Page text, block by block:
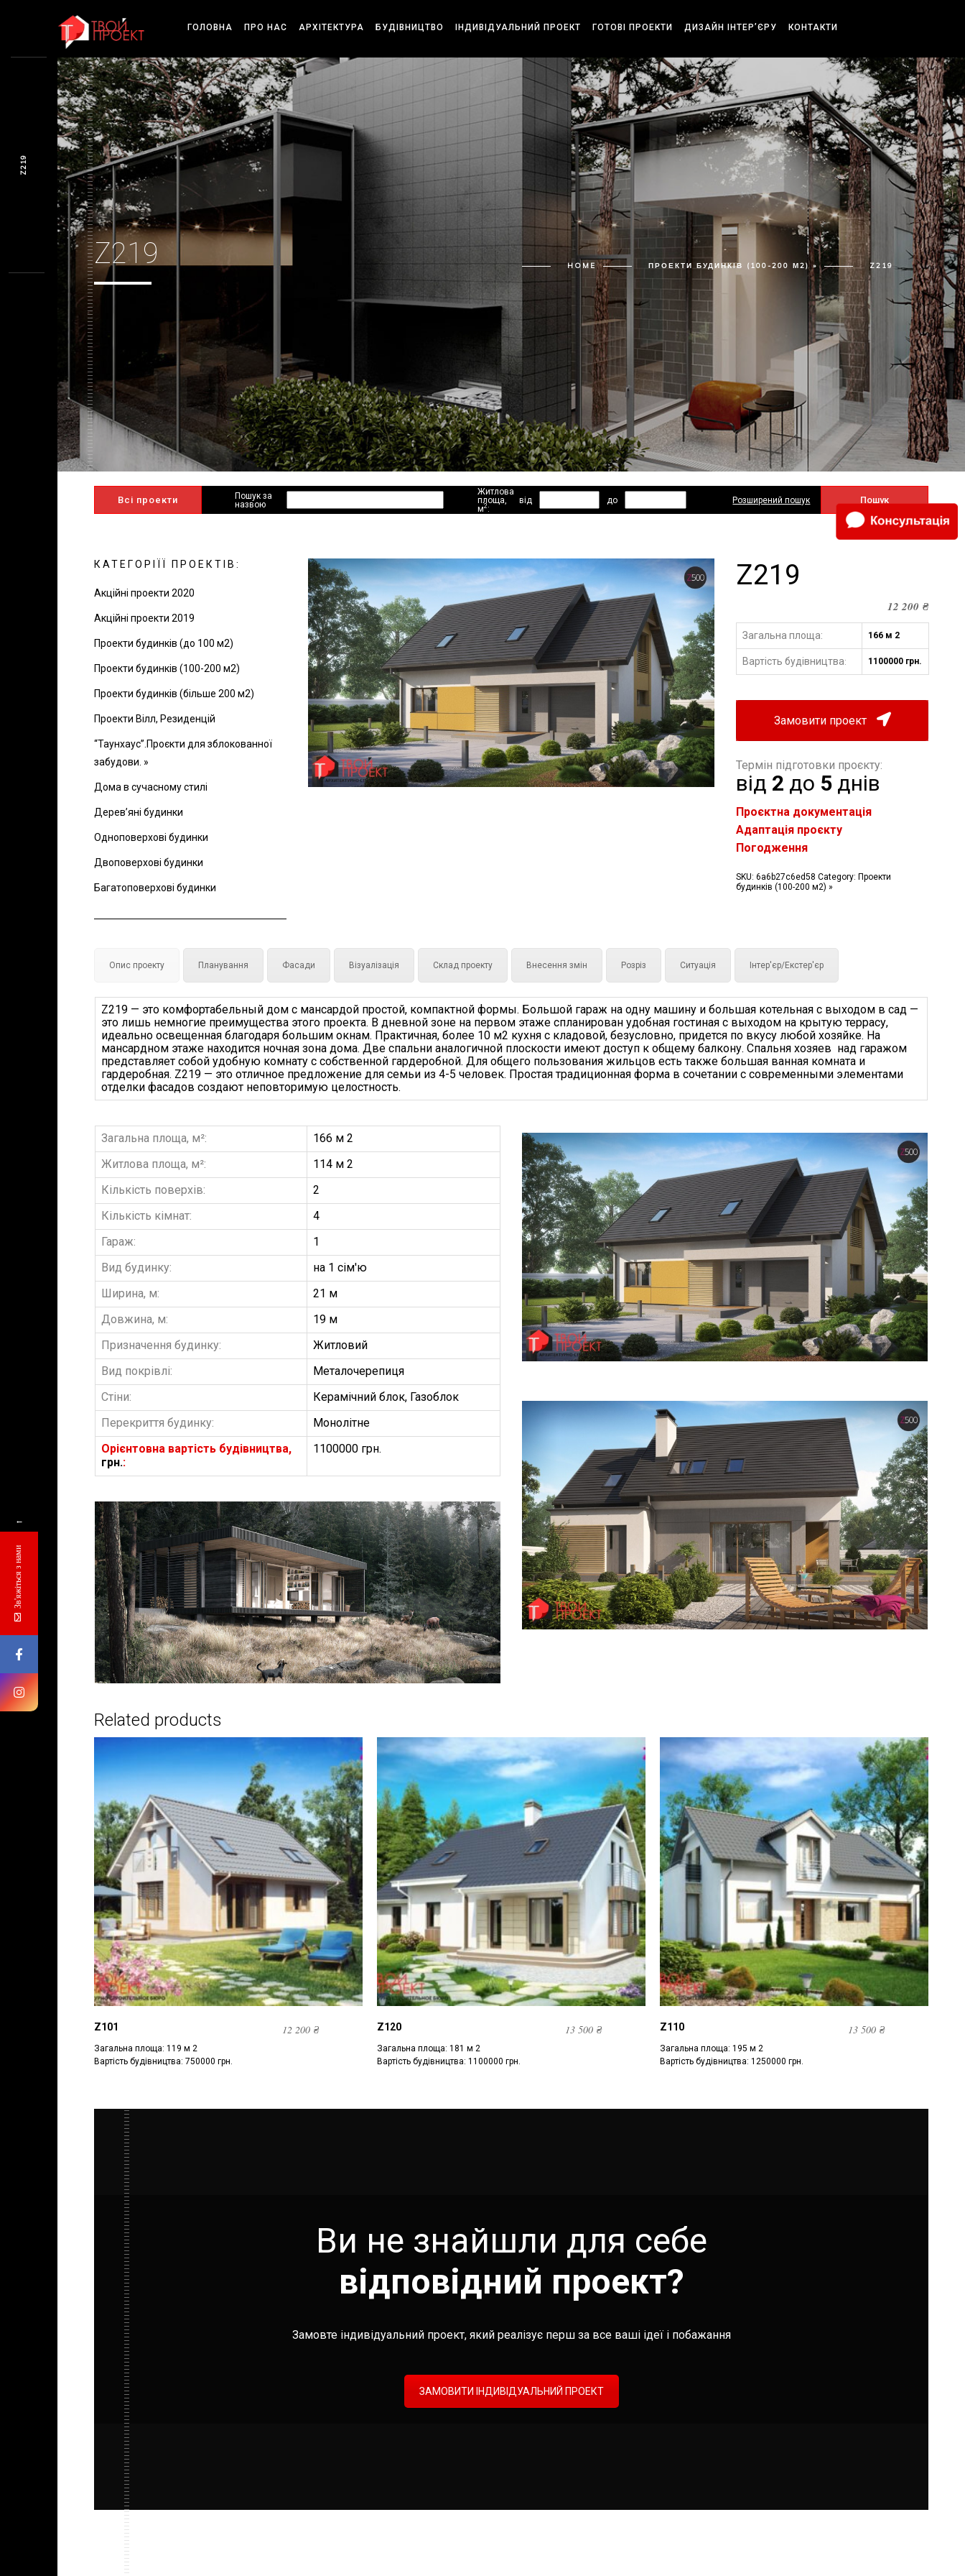
ГОЛОВНА ПРО НАС АРХІТЕКТУРА БУДІВНИЦТВО ІНДИВІДУАЛЬНИЙ ПРОЕКТ ГОТОВІ ПРОЕКТИ ДИЗАЙН ІНТЕР’ЄРУ КОНТАКТИ
Z219 HOME ПРОЕКТИ БУДИНКІВ (100-200 М2) » Z219
Всі проекти
Пошук за
назвою
Житлова
площа,
м2:
від до Пошук
Розширений пошук
КАТЕГОРІЇЇ ПРОЕКТІВ:
Акційні проекти 2020
Акційні проекти 2019
Проекти будинків (до 100 м2)
Проекти будинків (100-200 м2)
Проекти будинків (більше 200 м2)
Проекти Вілл, Резиденцій
“Таунхаус”.Проєкти для зблокованної
забудови. »
Дома в сучасному стилі
Дерев’яні будинки
Одноповерхові будинки
Двоповерхові будинки
Багатоповерхові будинки
Z219
12 200₴
Загальна площа: 166 м 2
Вартість будівництва: 1100000 грн.
Замовити проект
Термін підготовки проєкту:
від 2 до 5 днів
Проєктна документація
Адаптація проєкту
Погодження
SKU:6a6b27c6ed58 Category:Проекти
будинків (100-200 м2) »
Опис проекту Планування Фасади Візуалізація Склад проекту Внесення змін Розріз Ситуація Інтер'єр/Екстер'єр
Z219 — это комфортабельный дом с мансардой простой, компактной формы. Большой гараж на одну машину и большая котельная с выходом в сад —
это лишь немногие преимущества этого проекта. В дневной зоне на первом этаже спланирован удобная гостиная с выходом на крытую террасу,
идеально освещенная благодаря большим окнам. Практичная, более 10 м2 кухня с кладовой, безусловно, придется по вкусу любой хозяйке. На
мансардном этаже находится ночная зона дома. Две спальни аналогичной плоскости имеют доступ к общему балкону. Спальня хозяев над гаражом
представляет собой удобную комнату с собственной гардеробной. Для общего пользования жильцов есть также большая ванная комната и
гардеробная. Z219 — это отличное предложение для семьи из 4-5 человек. Простая традиционная форма в сочетании с современными элементами
отделки фасадов создают неповторимую целостность.
Загальна площа, м²:
166 м 2
Житлова площа, м²:
114 м 2
Кількість поверхів:
2
Кількість кімнат:
4
Гараж:
1
Вид будинку:
на 1 сім'ю
Ширина, м:
21 м
Довжина, м:
19 м
Призначення будинку:
Житловий
Вид покрівлі:
Металочерепиця
Стіни:
Керамічний блок, Газоблок
Перекриття будинку:
Монолітне
Орієнтовна вартість будівництва,
грн.:
1100000 грн.
БУДІВНИЦТВО БУДИНКІВ
З
АББ”ТВІЙ ПРОЕКТ”
Замовити будівництво
Related products
Z101 12 200 ₴
Загальна площа: 119 м 2
Вартість будівництва: 750000 грн.
Z120 13 500 ₴
Загальна площа: 181 м 2
Вартість будівництва: 1100000 грн.
Z110 13 500₴
Загальна площа: 195 м 2
Вартість будівництва: 1250000 грн.
Ви не знайшли для себе
відповідний проект?
Замовте індивідуальний проект, який реалізує перш за все ваші ідеї і побажання
ЗАМОВИТИ ІНДИВІДУАЛЬНИЙ ПРОЕКТ
Z219
←
Зв'яжіться з нами